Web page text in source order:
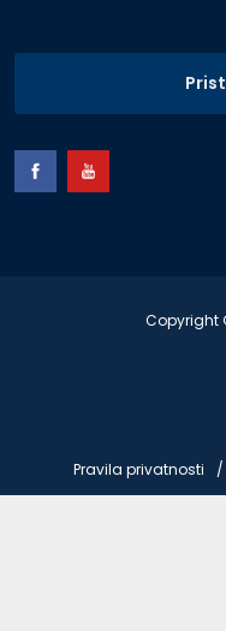
Copyright
Pravila privatnosti